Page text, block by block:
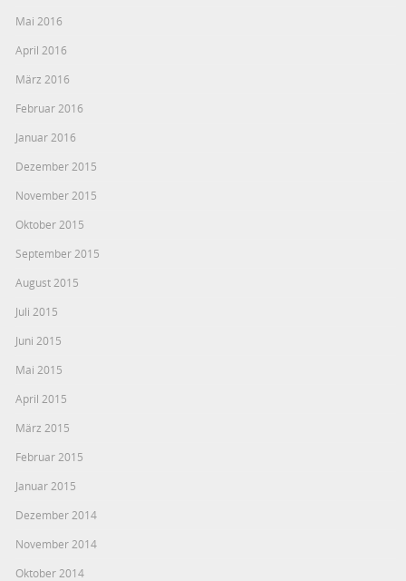
Mai 2016
April 2016
März 2016
Februar 2016
Januar 2016
Dezember 2015
November 2015
Oktober 2015
September 2015
August 2015
Juli 2015
Juni 2015
Mai 2015
April 2015
März 2015
Februar 2015
Januar 2015
Dezember 2014
November 2014
Oktober 2014